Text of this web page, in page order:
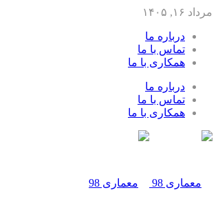
مرداد ۱۶, ۱۴۰۵
درباره ما
تماس با ما
همکاری با ما
درباره ما
تماس با ما
همکاری با ما